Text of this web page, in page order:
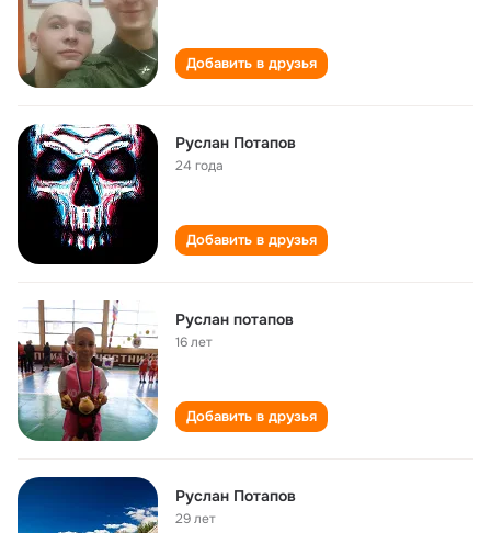
Добавить в друзья
Руслан Потапов
24 года
Добавить в друзья
Руслан потапов
16 лет
Добавить в друзья
Руслан Потапов
29 лет